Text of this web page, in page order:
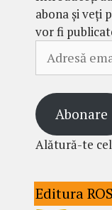
abona și veți
vor fi
email
Abonare
Alătură-te
Editura